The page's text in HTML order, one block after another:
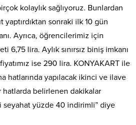
kolaylık sağlıyoruz. Bunlardan
sonraki ilk 10 gün
Ayrıca, öğrencilerimiz için
6,75 lira. Aylık sınırsız biniş imkanı
ise 290 lira. KONYAKART ile
hatlarında yapılacak ikinci ve ilave
belirlenen dakikalar
seyahat yüzde 40 indirimli” diye